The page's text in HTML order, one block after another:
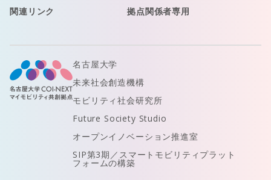
関連リンク
拠点関係者専用
名古屋大学
未来社会創造機構
モビリティ社会研究所
Future Society Studio
オープンイノベーション推進室
SIP第3期／スマートモビリティプラット
フォームの構築